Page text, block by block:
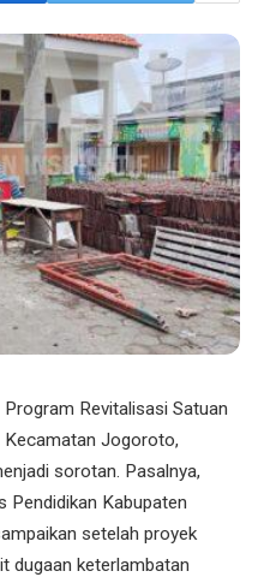
Revitalisasi Satuan
Kecamatan Jogoroto,
sorotan. Pasalnya,
Pendidikan Kabupaten
setelah proyek
dugaan keterlambatan